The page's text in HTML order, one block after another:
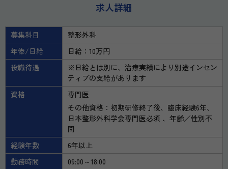
求人詳細
募集科目
整形外科
年俸/日給
日給：10万円
役職待遇
※日給とは別に、治療実績により別途インセン
ティブの支給があります
資格
専門医
その他資格：初期研修終了後、臨床経験6年、
日本整形外科学会専門医必須 、年齢／性別不
問
経験年数
6年以上
勤務時間
09:00～18:00